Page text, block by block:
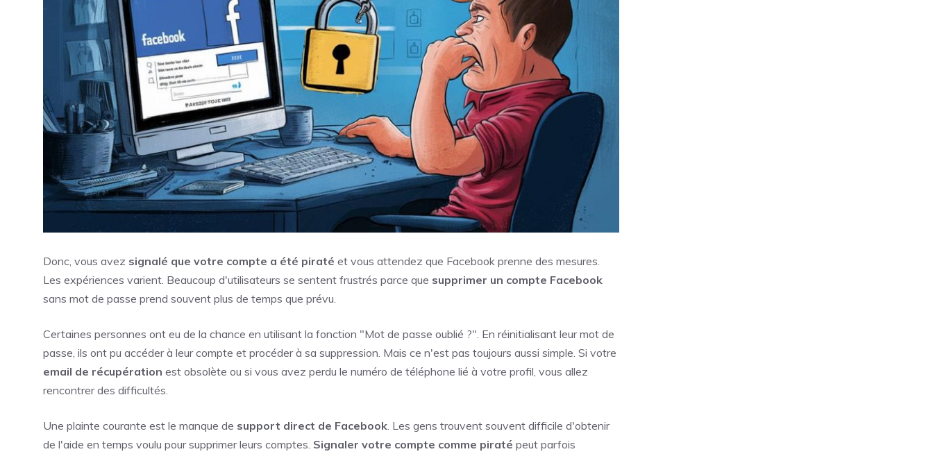
Donc, vous avez signalé que votre compte a été piraté et vous attendez que Facebook prenne des mesures.
Les expériences varient. Beaucoup d'utilisateurs se sentent frustrés parce que supprimer un compte Facebook
sans mot de passe prend souvent plus de temps que prévu.
Certaines personnes ont eu de la chance en utilisant la fonction "Mot de passe oublié ?". En réinitialisant leur mot de
passe, ils ont pu accéder à leur compte et procéder à sa suppression. Mais ce n'est pas toujours aussi simple. Si votre
email de récupération est obsolète ou si vous avez perdu le numéro de téléphone lié à votre profil, vous allez
rencontrer des difficultés.
Une plainte courante est le manque de support direct de Facebook. Les gens trouvent souvent difficile d'obtenir
de l'aide en temps voulu pour supprimer leurs comptes. Signaler votre compte comme piraté peut parfois